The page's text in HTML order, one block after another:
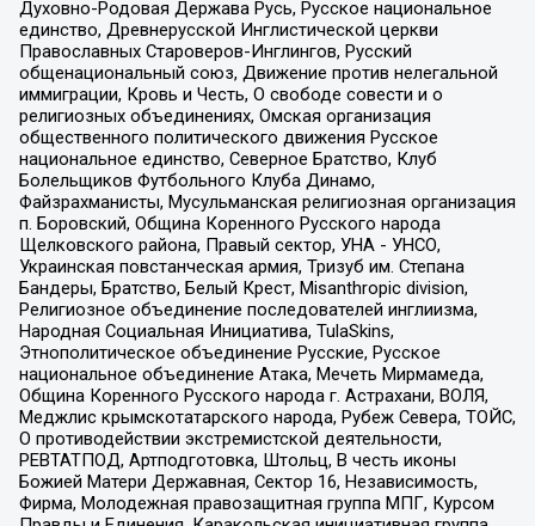
Духовно-Родовая Держава Русь, Русское национальное
единство, Древнерусской Инглистической церкви
Православных Староверов-Инглингов, Русский
общенациональный союз, Движение против нелегальной
иммиграции, Кровь и Честь, О свободе совести и о
религиозных объединениях, Омская организация
общественного политического движения Русское
национальное единство, Северное Братство, Клуб
Болельщиков Футбольного Клуба Динамо,
Файзрахманисты, Мусульманская религиозная организация
п. Боровский, Община Коренного Русского народа
Щелковского района, Правый сектор, УНА - УНСО,
Украинская повстанческая армия, Тризуб им. Степана
Бандеры, Братство, Белый Крест, Misanthropic division,
Религиозное объединение последователей инглиизма,
Народная Социальная Инициатива, TulaSkins,
Этнополитическое объединение Русские, Русское
национальное объединение Атака, Мечеть Мирмамеда,
Община Коренного Русского народа г. Астрахани, ВОЛЯ,
Меджлис крымскотатарского народа, Рубеж Севера, ТОЙС,
О противодействии экстремистской деятельности,
РЕВТАТПОД, Артподготовка, Штольц, В честь иконы
Божией Матери Державная, Сектор 16, Независимость,
Фирма, Молодежная правозащитная группа МПГ, Курсом